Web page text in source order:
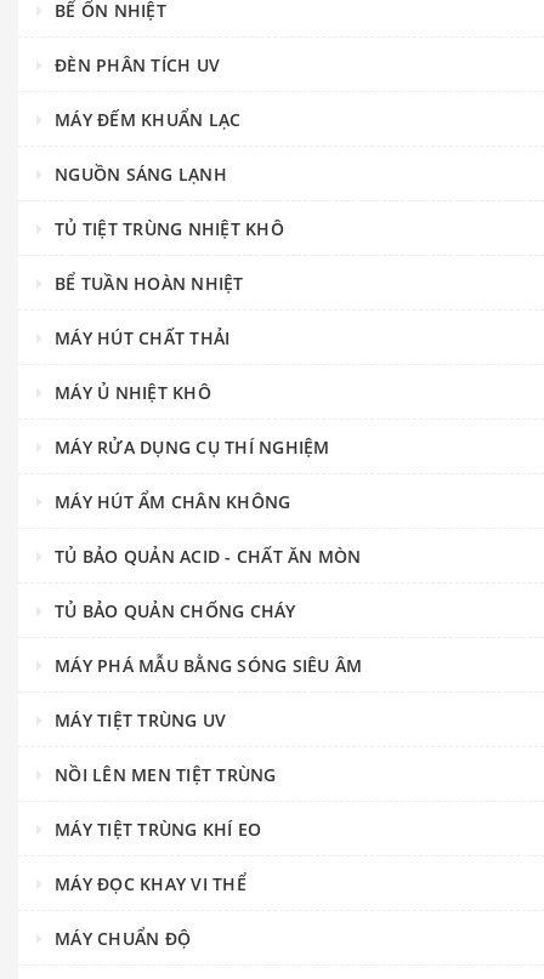
BỂ ỔN NHIỆT
ĐÈN PHÂN TÍCH UV
MÁY ĐẾM KHUẨN LẠC
NGUỒN SÁNG LẠNH
TỦ TIỆT TRÙNG NHIỆT KHÔ
BỂ TUẦN HOÀN NHIỆT
MÁY HÚT CHẤT THẢI
MÁY Ủ NHIỆT KHÔ
MÁY RỬA DỤNG CỤ THÍ NGHIỆM
MÁY HÚT ẨM CHÂN KHÔNG
TỦ BẢO QUẢN ACID - CHẤT ĂN MÒN
TỦ BẢO QUẢN CHỐNG CHÁY
MÁY PHÁ MẪU BẰNG SÓNG SIÊU ÂM
MÁY TIỆT TRÙNG UV
NỒI LÊN MEN TIỆT TRÙNG
MÁY TIỆT TRÙNG KHÍ EO
MÁY ĐỌC KHAY VI THỂ
MÁY CHUẨN ĐỘ